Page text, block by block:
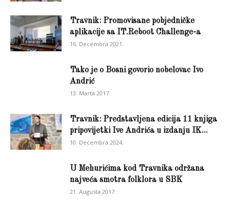
Travnik: Promovisane pobjedničke
aplikacije sa IT.Reboot Challenge-a
16. Decembra 2021.
Tako je o Bosni govorio nobelovac Ivo
Andrić
13. Marta 2017.
Travnik: Predstavljena edicija 11 knjiga
pripovijetki Ive Andrića u izdanju IK...
10. Decembra 2024.
U Mehurićima kod Travnika održana
najveća smotra folklora u SBK
21. Augusta 2017.